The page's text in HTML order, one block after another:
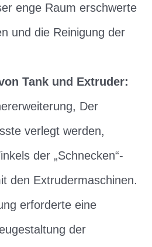
enge Raum erschwerte
und die Reinigung der
Tank und Extruder:
Der
verlegt werden,
der „Schnecken“-
den Extrudermaschinen.
erforderte eine
der